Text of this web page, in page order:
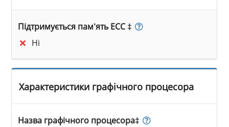
Підтримується пам’ять ECC ‡
Ні
Характеристики графічного процесора
Назва графічного процесора‡